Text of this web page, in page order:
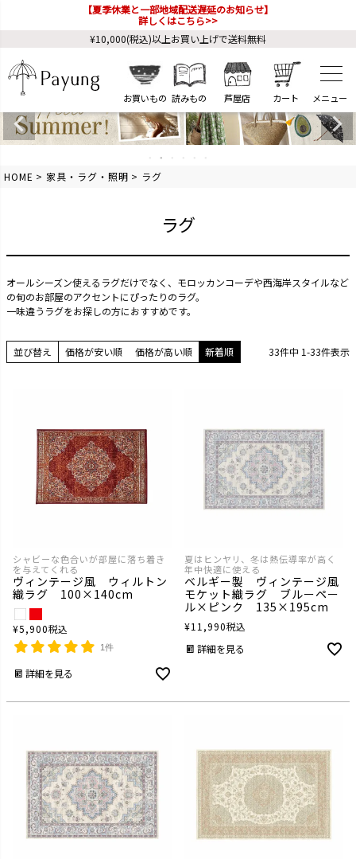
【夏季休業と一部地域配送遅延のお知らせ】
詳しくはこちら>>
¥10,000(税込)以上お買い上げで送料無料
お買いもの 読みもの 芦屋店 カート
HOME 家具・ラグ・照明 ラグ
ラグ
オールシーズン使えるラグだけでなく、モロッカンコーデや西海岸スタイルなど
の旬のお部屋のアクセントにぴったりのラグ。
一味違うラグをお探しの方におすすめです。
並び替え 価格が安い順 価格が高い順 新着順 33件中 1-33件表示
シャビーな色合いが部屋に落ち着き
を与えてくれる
ヴィンテージ風 ウィルトン
織ラグ 100×140cm
¥5,900税込
1件
詳細を見る
夏はヒンヤリ、冬は熱伝導率が高く
年中快適に使える
ベルギー製 ヴィンテージ風
モケット織ラグ ブルーペー
ル×ピンク 135×195cm
¥11,990税込
詳細を見る